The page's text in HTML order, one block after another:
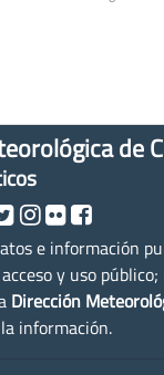
de
e información
y uso
Dirección
información.